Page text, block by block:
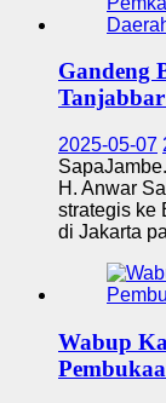
Gandeng
2025-05-07
H. Anwar
strategis ke
di Jakarta
Wabup